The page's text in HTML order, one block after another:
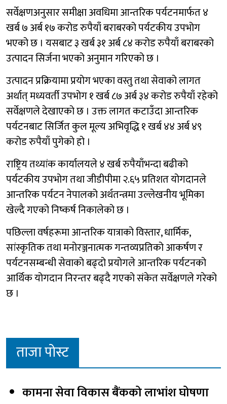
सर्वेक्षणअनुसार समीक्षा अवधिमा आन्तरिक पर्यटनमार्फत ४
खर्ब ७ अर्ब १७ करोड रुपैयाँ बराबरको पर्यटकीय उपभोग
भएको छ । यसबाट ३ खर्ब ३१ अर्ब ८४ करोड रुपैयाँ बराबरको
उत्पादन सिर्जना भएको अनुमान गरिएको छ ।
उत्पादन प्रक्रियामा प्रयोग भएका वस्तु तथा सेवाको लागत
अर्थात् मध्यवर्ती उपभोग १ खर्ब ८७ अर्ब ३४ करोड रुपैयाँ रहेको
सर्वेक्षणले देखाएको छ । उक्त लागत कटाउँदा आन्तरिक
पर्यटनबाट सिर्जित कुल मूल्य अभिवृद्धि १ खर्ब ४४ अर्ब ४९
करोड रुपैयाँ पुगेको हो ।
राष्ट्रिय तथ्यांक कार्यालयले ४ खर्ब रुपैयाँभन्दा बढीको
पर्यटकीय उपभोग तथा जीडीपीमा २.६५ प्रतिशत योगदानले
आन्तरिक पर्यटन नेपालको अर्थतन्त्रमा उल्लेखनीय भूमिका
खेल्दै गएको निष्कर्ष निकालेको छ ।
पछिल्ला वर्षहरूमा आन्तरिक यात्राको विस्तार, धार्मिक,
सांस्कृतिक तथा मनोरञ्जनात्मक गन्तव्यप्रतिको आकर्षण र
पर्यटनसम्बन्धी सेवाको बढ्दो प्रयोगले आन्तरिक पर्यटनको
आर्थिक योगदान निरन्तर बढ्दै गएको संकेत सर्वेक्षणले गरेको
छ ।
ताजा पोस्ट
कामना सेवा विकास बैंकको लाभांश घोषणा